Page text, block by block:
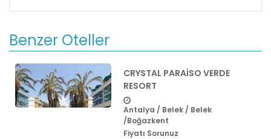
Benzer Oteller
CRYSTAL PARAISO VERDE
RESORT
Antalya / Belek / Belek
/Boğazkent
Fiyatı Sorunuz